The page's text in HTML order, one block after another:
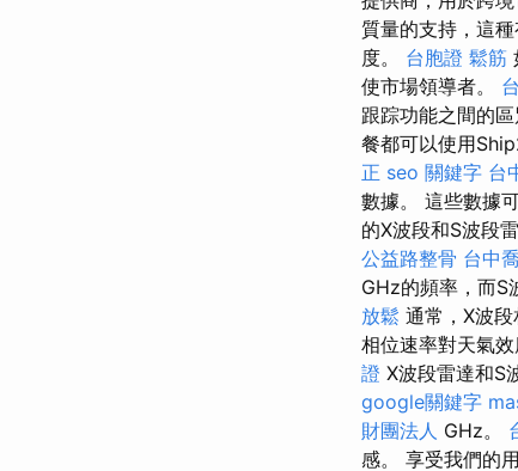
質量的支持，這
度。 台胞證 鬆筋
使市場領導者。
跟踪功能之間的區
餐都可以使用
正 seo 關鍵字 台
數據。 這些數據
的X波段和S波段
公益路整骨 台中
GHz的頻率，而
放鬆 通常，X波
相位速率對天氣
證 X波段雷達和S
google關鍵字
財團法人 GHz。
感。 享受我們的